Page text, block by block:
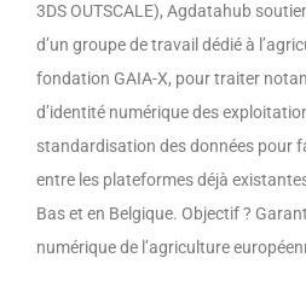
3DS OUTSCALE), Agdatahub
d’un groupe de travail dédié à
fondation GAIA-X, pour traiter
d’identité numérique des
standardisation des données pour
entre les plateformes déjà
Bas et en Belgique. Objectif ?
numérique de l’agriculture